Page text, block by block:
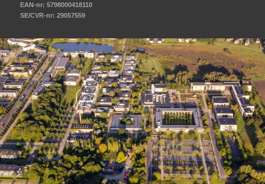
EAN-nr: 5798000418110
SE/CVR-nr: 29057559